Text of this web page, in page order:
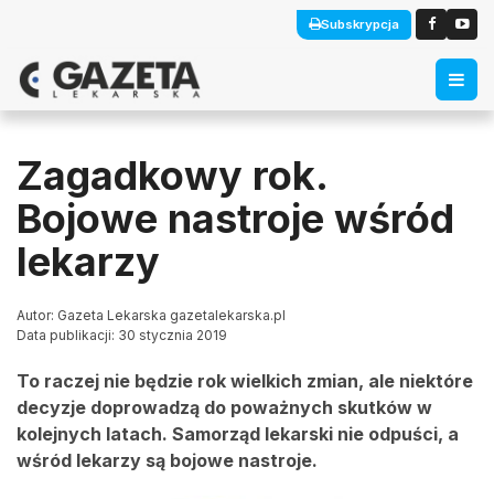
Subskrypcja
Zagadkowy rok.
Bojowe nastroje wśród
lekarzy
Autor: Gazeta Lekarska gazetalekarska.pl
Data publikacji: 30 stycznia 2019
To raczej nie będzie rok wielkich zmian, ale niektóre
decyzje doprowadzą do poważnych skutków w
kolejnych latach. Samorząd lekarski nie odpuści, a
wśród lekarzy są bojowe nastroje.